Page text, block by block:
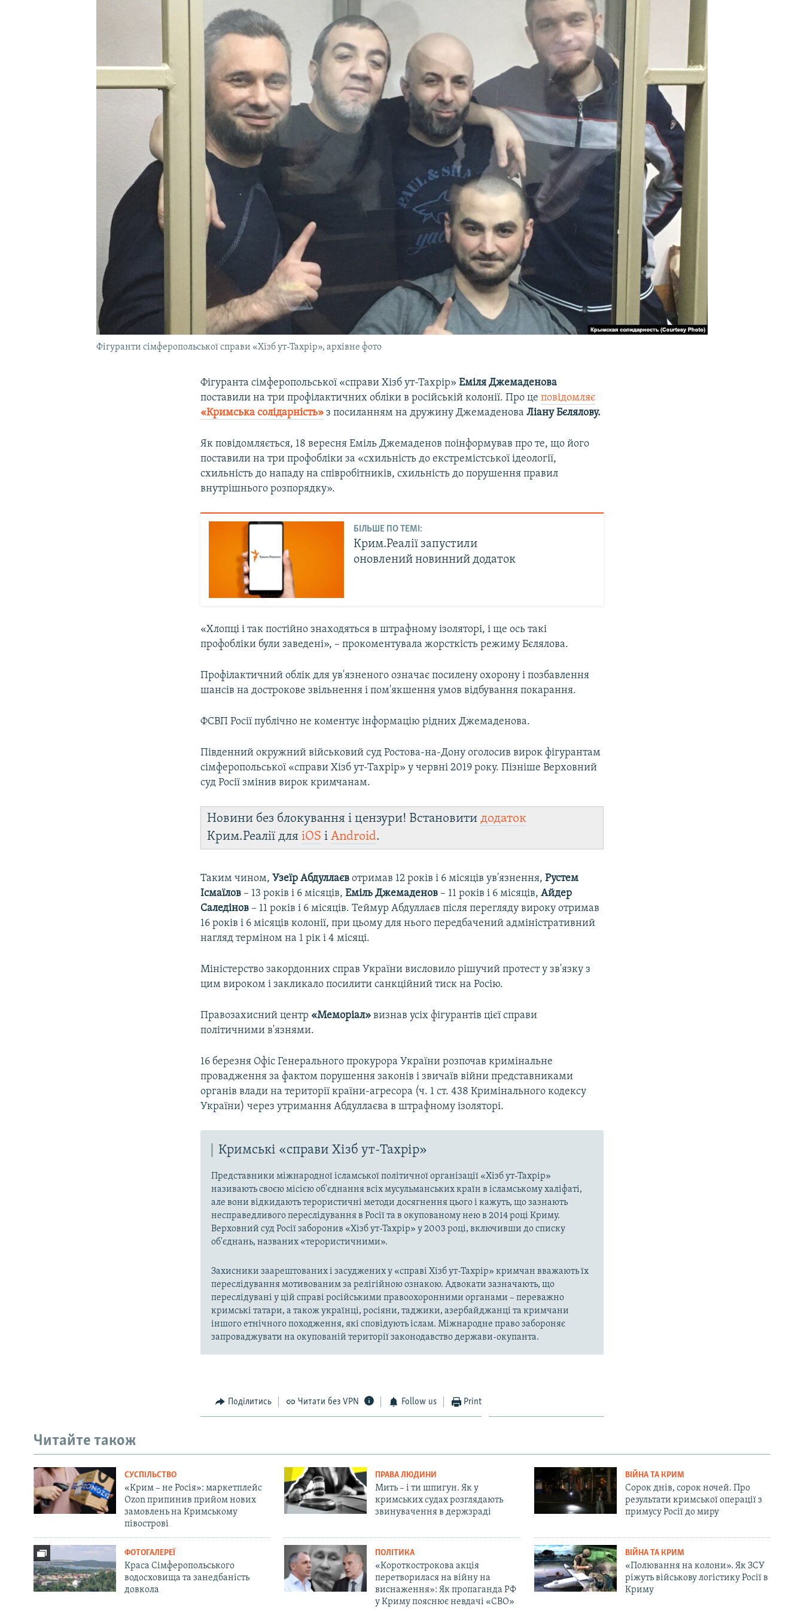
Фігуранти сімферопольської справи «Хізб ут-Тахрір», архівне фото
Фігуранта сімферопольської «справи Хізб ут-Тахрір»Еміля Джемаденова
поставили на три профілактичних обліки в російській колонії. Про цеповідомляє
«Кримська солідарність» з посиланням на дружину ДжемаденоваЛіану Бєлялову.
Як повідомляється, 18 вересня Еміль Джемаденов поінформував про те, що його
поставили на три профобліки за «схильність до екстремістської ідеології,
схильність до нападу на співробітників, схильність до порушення правил
внутрішнього розпорядку».
БІЛЬШЕ ПО ТЕМІ:
Крим.Реалії запустили
оновлений новинний додаток
«Хлопці і так постійно знаходяться в штрафному ізоляторі, і ще ось такі
профобліки були заведені», – прокоментувала жорсткість режиму Бєлялова.
Профілактичний облік для ув'язненого означає посилену охорону і позбавлення
шансів на дострокове звільнення і пом'якшення умов відбування покарання.
ФСВП Росії публічно не коментує інформацію рідних Джемаденова.
Південний окружний військовий суд Ростова-на-Дону оголосив вирок фігурантам
сімферопольської «справи Хізб ут-Тахрір» у червні 2019 року. Пізніше Верховний
суд Росії змінив вирок кримчанам.
Новини без блокування і цензури! Встановитидодаток
Крим.Реалії дляiOS іAndroid.
Таким чином,Узеїр Абдуллаєв отримав 12 років і 6 місяців ув'язнення,Рустем
Ісмаїлов – 13 років і 6 місяців,Еміль Джемаденов – 11 років і 6 місяців,Айдер
Саледінов – 11 років і 6 місяців. Теймур Абдуллаєв після перегляду вироку отримав
16 років і 6 місяців колонії, при цьому для нього передбачений адміністративний
нагляд терміном на 1 рік і 4 місяці.
Міністерство закордонних справ України висловило рішучий протест у зв'язку з
цим вироком і закликало посилити санкційний тиск на Росію.
Правозахисний центр «Меморіал» визнав усіх фігурантів цієї справи
політичними в'язнями.
16 березня Офіс Генерального прокурора України розпочав кримінальне
провадження за фактом порушення законів і звичаїв війни представниками
органів влади на території країни-агресора (ч. 1 ст. 438 Кримінального кодексу
України) через утримання Абдуллаєва в штрафному ізоляторі.
Кримські «справи Хізб ут-Тахрір»
Представники міжнародної ісламської політичної організації «Хізб ут-Тахрір»
називають своєю місією об'єднання всіх мусульманських країн в ісламському халіфаті,
але вони відкидають терористичні методи досягнення цього і кажуть, що зазнають
несправедливого переслідування в Росії та в окупованому нею в 2014 році Криму.
Верховний суд Росії заборонив «Хізб ут-Тахрір» у 2003 році, включивши до списку
об'єднань, названих «терористичними».
Захисники заарештованих і засуджених у «справі Хізб ут-Тахрір» кримчан вважають їх
переслідування мотивованим за релігійною ознакою. Адвокати зазначають, що
переслідувані у цій справі російськими правоохоронними органами – переважно
кримські татари, а також українці, росіяни, таджики, азербайджанці та кримчани
іншого етнічного походження, які сповідують іслам. Міжнародне право забороняє
запроваджувати на окупованій території законодавство держави-окупанта.
Поділитись Читати без VPN Follow us Print
Читайте також
СУСПІЛЬСТВО
«Крим – не Росія»: маркетплейс
Ozon припинив прийом нових
замовлень на Кримському
півострові
ПРАВА ЛЮДИНИ
Мить – і ти шпигун. Як у
кримських судах розглядають
звинувачення в держзраді
ВІЙНА ТА КРИМ
Сорок днів, сорок ночей. Про
результати кримської операції з
примусу Росії до миру
ФОТОГАЛЕРЕЇ
Краса Сімферопольського
водосховища та занедбаність
довкола
ПОЛІТИКА
«Короткострокова акція
перетворилася на війну на
виснаження»: Як пропаганда РФ
у Криму пояснює невдачі «СВО»
ВІЙНА ТА КРИМ
«Полювання на колони». Як ЗСУ
ріжуть військову логістику Росії в
Криму